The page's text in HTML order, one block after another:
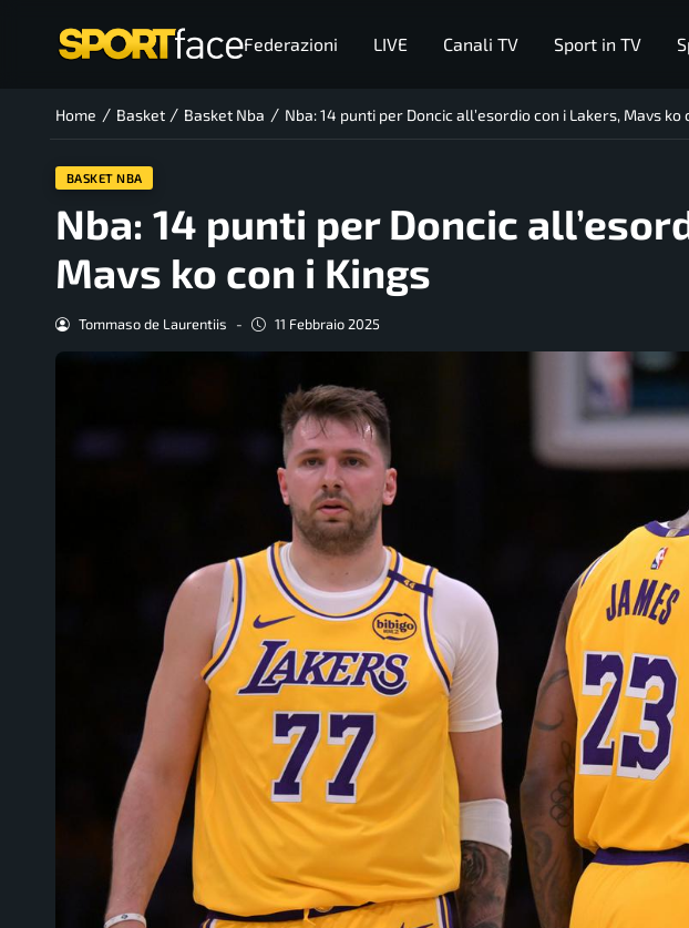
Federazioni LIVE Canali TV Sport in TV
Home / Basket / Basket Nba / Nba: 14 punti per Doncic all’esordio con i Lakers, Mavs ko
BASKET NBA
Nba: 14 punti per Doncic
Mavs ko con i Kings
Tommaso de Laurentiis - 11 Febbraio 2025